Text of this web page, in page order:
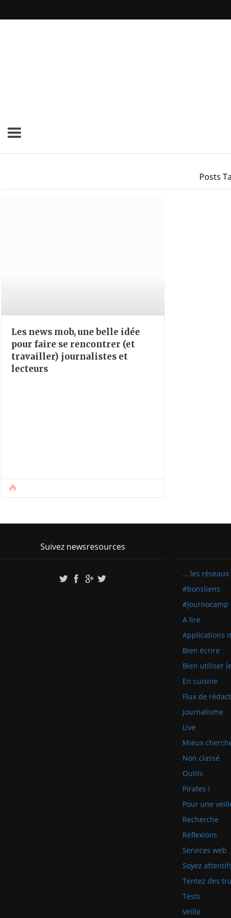
Posts
Les news mob, une belle idée
pour faire se rencontrer (et
travailler) journalistes et
lecteurs
Suivez newsresources
… les réseaux
#bonsliens
#journocamp
A lire
Applications
Bien écrire
Bien utiliser
En cuisine
Flux de
journalisme
Live
Mieux
Non classé
Outils
Pirates !
Pour une
Recherche
Réflexions
Services web
Soyez
Tentez des
Tests
Veille